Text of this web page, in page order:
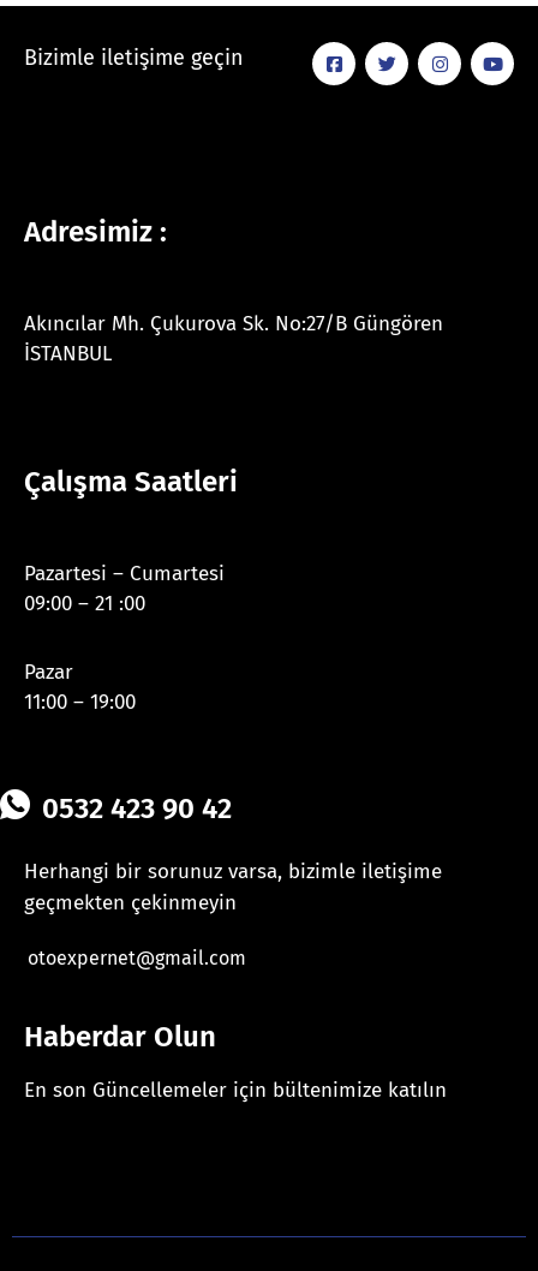
Bizimle iletişime geçin
Adresimiz :
Akıncılar Mh. Çukurova Sk. No:27/B Güngören
İSTANBUL
Çalışma Saatleri
Pazartesi – Cumartesi
09:00 – 21 :00
Pazar
11:00 – 19:00
0532 423 90 42
Herhangi bir sorunuz varsa, bizimle iletişime
geçmekten çekinmeyin
otoexpernet@gmail.com
Haberdar Olun
En son Güncellemeler için bültenimize katılın